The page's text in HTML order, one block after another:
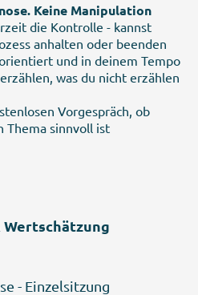
Keine Manipulation
die Kontrolle - kannst
anhalten oder beenden
und in deinem Tempo
was du nicht erzählen
Vorgespräch, ob
Thema sinnvoll ist
Wertschätzung
- Einzelsitzung